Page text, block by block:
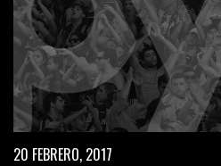
20 FEBRERO, 2017